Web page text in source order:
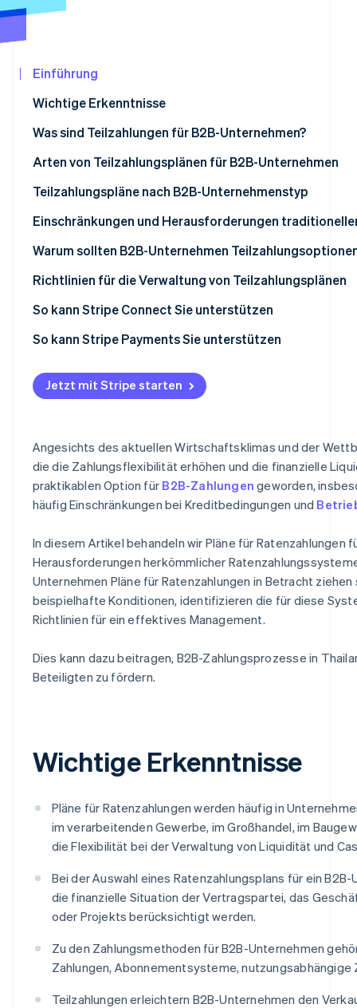
Climate
CO₂-Entnahme
Identity
Stripe-Sessions 2026
Erfahren Sie, wie Stripe Lösungen für die
Jetzt ansehen
Einführung
Wichtige Erkenntnisse
Was sind Teilzahlungen für B2B-Unternehmen?
Arten von Teilzahlungsplänen für B2B-Unternehmen
Vorauszahlungen (Anzahlungen)
Zahlungen auf Basis von Meilensteinen
Zeitbasierte Zahlungen
Nutzungsbasierte Zahlungen
Mitgliedschaftsbasierte Zahlungen
Leistungsbasierte Zahlungen
Teilzahlungspläne nach B2B-Unternehmenstyp
Einschränkungen und Herausforderungen
Verwaltungsaufwand
Komplexität beim Abgleich
Fehler aufgrund traditioneller Prozesse
Unklare Status und Salden
Warum sollten B2B-Unternehmen
Umsatzprognosen
Cashflow-Management
Abschluss von Geschäften
Reduzierung von Forderungsausfällen
Langfristige Kundenbeziehungen
Richtlinien für die Verwaltung von Teilzahlungsplänen
Umfassende Zahlungslösungen
Klar definierte Zahlungsbedingungen
Verfolgung des Zahlungsstatus
Hohe Sicherheitsstandards
So kann Stripe Connect Sie unterstützen
So kann Stripe Payments Sie unterstützen
Jetzt mit Stripe starten
Angesichts des aktuellen Wirtschaftsklimas und der
die die Zahlungsflexibilität erhöhen und die finanzielle
praktikablen Option für B2B-Zahlungen geworden,
häufig Einschränkungen bei Kreditbedingungen und
In diesem Artikel behandeln wir Pläne für Ratenzahlungen
Herausforderungen herkömmlicher
Unternehmen Pläne für Ratenzahlungen in Betracht
beispielhafte Konditionen, identifizieren die für diese
Richtlinien für ein effektives Management.
Dies kann dazu beitragen, B2B-Zahlungsprozesse in
Beteiligten zu fördern.
Wichtige Erkenntnisse
Pläne für Ratenzahlungen werden häufig in
im verarbeitenden Gewerbe, im Großhandel, im
die Flexibilität bei der Verwaltung von Liquidität und
Bei der Auswahl eines Ratenzahlungsplans für ein
die finanzielle Situation der Vertragspartei, das
oder Projekts berücksichtigt werden.
Zu den Zahlungsmethoden für B2B-Unternehmen
Zahlungen, Abonnementsysteme,
Teilzahlungen erleichtern B2B-Unternehmen den